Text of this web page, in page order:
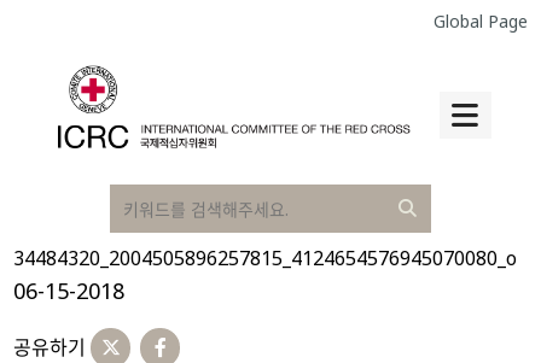
Global Page
34484320_2004505896257815_4124654576945070080_o
06-15-2018
공유하기